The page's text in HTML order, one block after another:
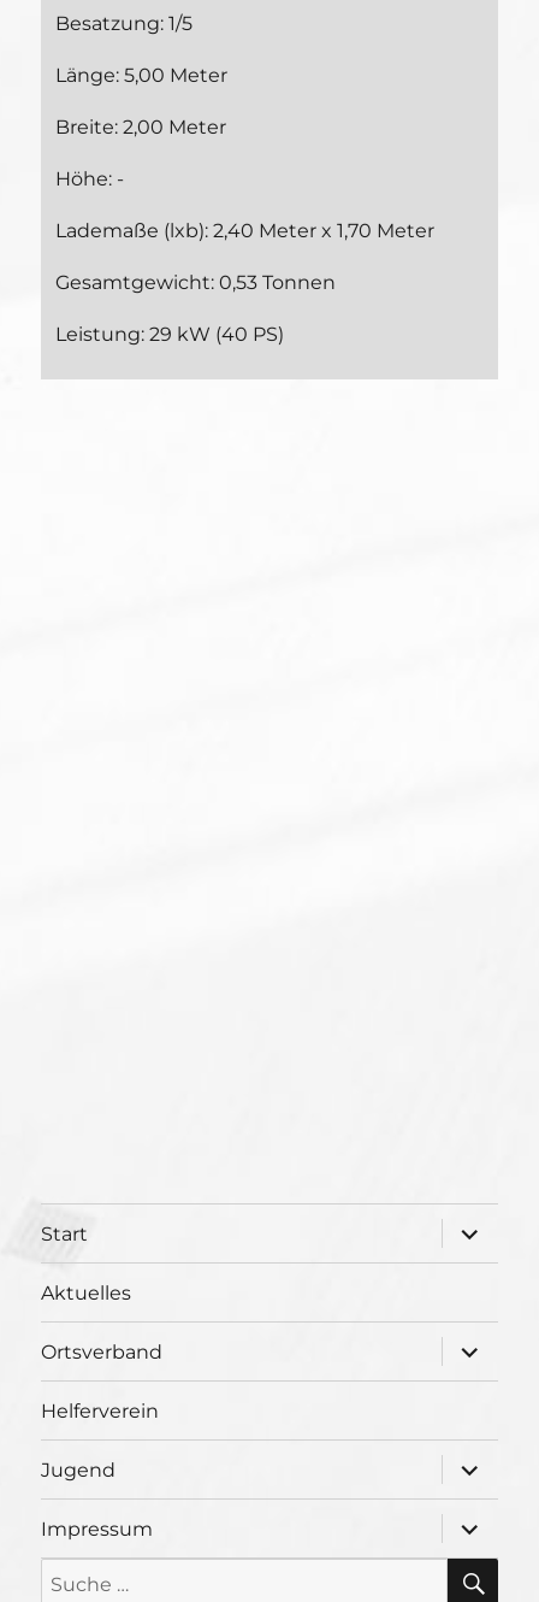
Besatzung: 1/5
Länge: 5,00 Meter
Breite: 2,00 Meter
Höhe: -
Lademaße (lxb): 2,40 Meter x 1,70 Meter
Gesamtgewicht: 0,53 Tonnen
Leistung: 29 kW (40 PS)
Start
öffnen
Aktuelles
Ortsverband
öffnen
Helferverein
Jugend
öffnen
Impressum
öffnen
Suche